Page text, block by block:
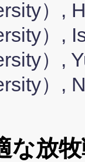
）,
）,
）,
）,
な放